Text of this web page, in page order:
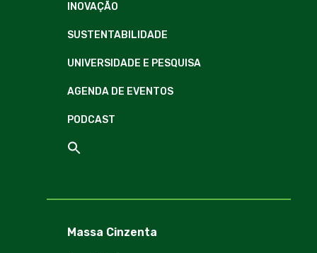
INOVAÇÃO
SUSTENTABILIDADE
UNIVERSIDADE E PESQUISA
AGENDA DE EVENTOS
PODCAST
Massa Cinzenta